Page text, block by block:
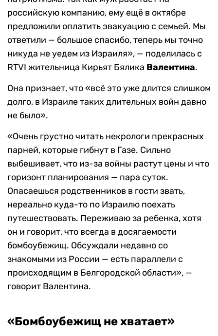
российскую компанию, ему ещё в октябре
предложили оплатить эвакуацию с семьей. Мы
ответили — большое спасибо, теперь мы точно
никуда не уедем из Израиля», — поделилась с
RTVI жительница Кирьят Бялика Валентина.
Она признает, что «всё это уже длится слишком
долго, в Израиле таких длительных войн давно
не было».
«Очень грустно читать некрологи прекрасных
парней, которые гибнут в Газе. Сильно
выбешивает, что из-за войны растут цены и что
горизонт планирования — пара суток.
Опасаешься родственников в гости звать,
нереально куда-то по Израилю поехать
путешествовать. Переживаю за ребенка, хотя
он и говорит, что всегда в досягаемости
бомбоубежищ. Обсуждали недавно со
знакомыми из России — есть параллели с
происходящим в Белгородской области», —
говорит Валентина.
«Бомбоубежищ не хватает»